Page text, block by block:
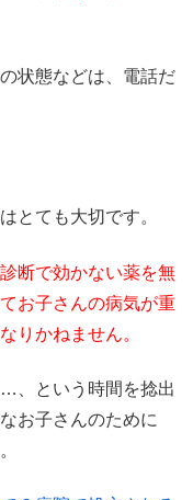
状態などは、電話だ
とても大切です。
断で効かない薬を無
お子さんの病気が重
りかねません。
、という時間を捻出
お子さんのために